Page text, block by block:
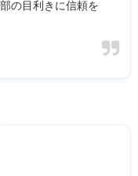
の目利きに信頼を